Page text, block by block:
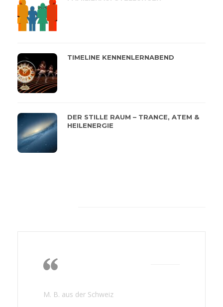
TIMELINE KENNENLERNABEND
DER STILLE RAUM – TRANCE, ATEM &
HEILENERGIE
M. B. aus der Schweiz